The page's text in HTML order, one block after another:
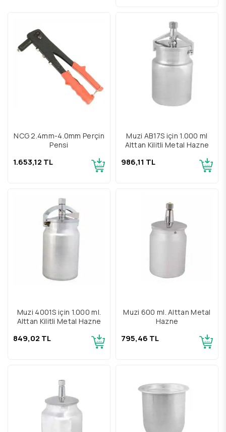
NCG 2.4mm-4.0mm Perçin
Pensi
1.653,12 TL
Muzi AB17S için 1.000 ml
Alttan Kilitli Metal Hazne
986,11 TL
Muzi 4001S için 1.000 ml.
Alttan Kilitli Metal Hazne
849,02 TL
Muzi 600 ml. Alttan Metal
Hazne
795,46 TL